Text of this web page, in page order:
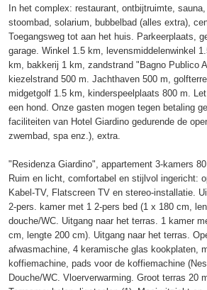
In het complex: restaurant, ontbijtruimte,
stoombad, solarium, bubbelbad (alles extra),
Toegangsweg tot aan het huis. Parkeerplaats,
garage. Winkel 1.5 km, levensmiddelenwinkel
km, bakkerij 1 km, zandstrand "Bagno Publico
kiezelstrand 500 m. Jachthaven 500 m,
midgetgolf 1.5 km, kinderspeelplaats 800 m.
een hond. Onze gasten mogen tegen betaling
faciliteiten van Hotel Giardino gedurende de
zwembad, spa enz.), extra.
"Residenza Giardino", appartement 3-kamers
Ruim en licht, comfortabel en stijlvol ingericht:
Kabel-TV, Flatscreen TV en stereo-installatie.
2-pers. kamer met 1 2-pers bed (1 x 180 cm,
douche/WC. Uitgang naar het terras. 1 kamer
cm, lengte 200 cm). Uitgang naar het terras.
afwasmachine, 4 keramische glas kookplaten,
koffiemachine, pads voor de koffiemachine
Douche/WC. Vloerverwarming. Groot terras 20